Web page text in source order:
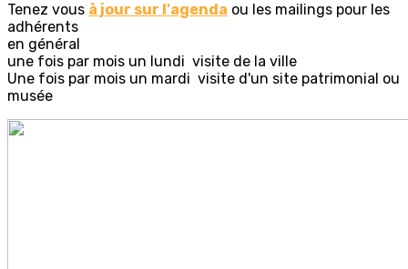
Tenez vous à jour sur l'agenda ou les mailings pour les
adhérents
en général
une fois par mois un lundi visite de la ville
Une fois par mois un mardi visite d'un site patrimonial ou
musée